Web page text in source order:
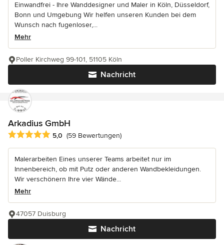
Einwandfrei - Ihre Wanddesigner und Maler in Köln, Düsseldorf,
Bonn und Umgebung Wir helfen unseren Kunden bei dem
Wunsch nach fugenloser,...
Mehr
Nachricht
Poller Kirchweg 99-101, 51105 Köln
Arkadius GmbH
Durchschnittliche Bewertung: 5 von 5 Sternen
5,0 (59 Bewertungen)
Malerarbeiten Eines unserer Teams arbeitet nur im
Innenbereich, ob mit Putz oder anderen Wandbekleidungen.
Wir verschönern Ihre vier Wände...
Mehr
Nachricht
47057 Duisburg